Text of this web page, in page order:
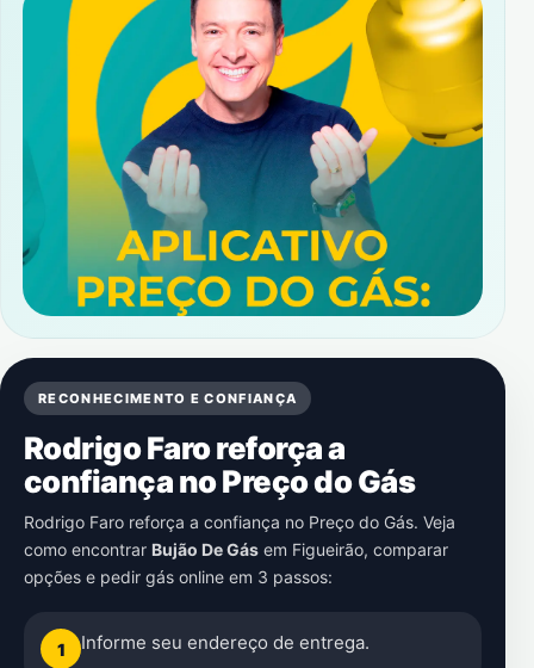
RECONHECIMENTO E CONFIANÇA
Rodrigo Faro reforça a
confiança no Preço do Gás
Rodrigo Faro reforça a confiança no Preço do Gás. Veja
como encontrar Bujão De Gás em Figueirão, comparar
opções e pedir gás online em 3 passos:
1 Informe seu endereço de entrega.